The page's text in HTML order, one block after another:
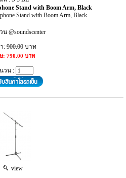
Stand with Boom Arm, Black
Stand with Boom Arm, Black
@soundscenter
:900.00บาท
: 790.00 บาท
วน :
view